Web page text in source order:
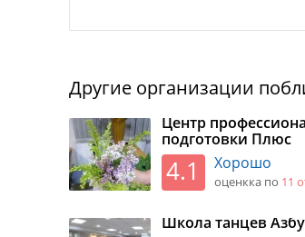
Другие организации
Центр
подготовки Плюс
4.1 Хорошо
оценкка по 11
Школа танцев